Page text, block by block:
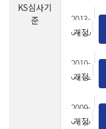
KS심사기
준
2013-
04-25
개정
2010-
06-02
개정
2009-
07-23
개정